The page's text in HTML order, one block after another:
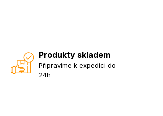
Produkty skladem
Připravíme k expedici do
24h